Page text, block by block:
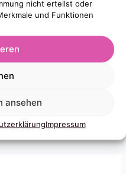
nicht erteilst oder
und Funktionen
ansehen
Impressum